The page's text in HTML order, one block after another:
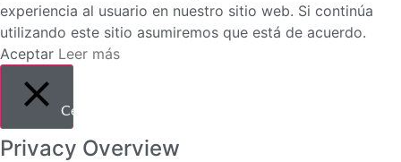
experiencia al usuario en nuestro sitio web. Si continúa
utilizando este sitio asumiremos que está de acuerdo.
Aceptar Leer más
Cerrar
Privacy Overview